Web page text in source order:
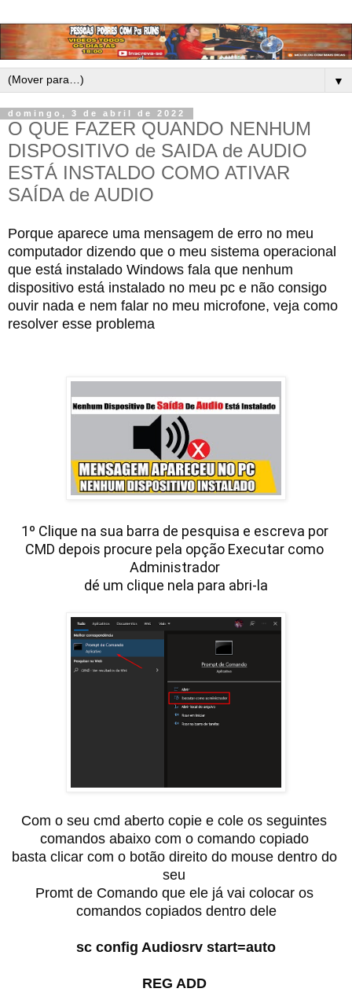
▼
domingo, 3 de abril de 2022
O QUE FAZER QUANDO NENHUM
DISPOSITIVO de SAIDA de AUDIO
ESTÁ INSTALDO COMO ATIVAR
SAÍDA de AUDIO
Porque aparece uma mensagem de erro no meu
computador dizendo que o meu sistema operacional
que está instalado Windows fala que nenhum
dispositivo está instalado no meu pc e não consigo
ouvir nada e nem falar no meu microfone, veja como
resolver esse problema
1º Clique na sua barra de pesquisa e escreva por
CMD depois procure pela opção Executar como
Administrador
dé um clique nela para abri-la
Com o seu cmd aberto copie e cole os seguintes
comandos abaixo com o comando copiado
basta clicar com o botão direito do mouse dentro do
seu
Promt de Comando que ele já vai colocar os
comandos copiados dentro dele
sc config Audiosrv start=auto
REG ADD